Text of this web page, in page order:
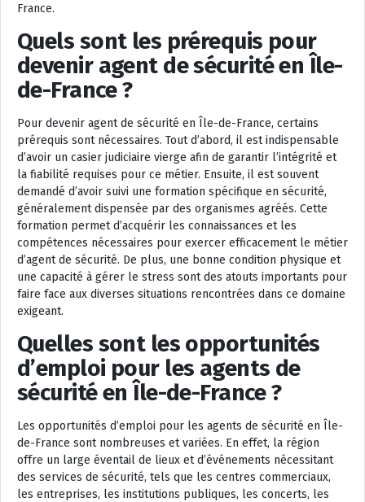
France.
Quels sont les prérequis pour
devenir agent de sécurité en Île-
de-France ?
Pour devenir agent de sécurité en Île-de-France, certains
prérequis sont nécessaires. Tout d’abord, il est indispensable
d’avoir un casier judiciaire vierge afin de garantir l’intégrité et
la fiabilité requises pour ce métier. Ensuite, il est souvent
demandé d’avoir suivi une formation spécifique en sécurité,
généralement dispensée par des organismes agréés. Cette
formation permet d’acquérir les connaissances et les
compétences nécessaires pour exercer efficacement le métier
d’agent de sécurité. De plus, une bonne condition physique et
une capacité à gérer le stress sont des atouts importants pour
faire face aux diverses situations rencontrées dans ce domaine
exigeant.
Quelles sont les opportunités
d’emploi pour les agents de
sécurité en Île-de-France ?
Les opportunités d’emploi pour les agents de sécurité en Île-
de-France sont nombreuses et variées. En effet, la région
offre un large éventail de lieux et d’événements nécessitant
des services de sécurité, tels que les centres commerciaux,
les entreprises, les institutions publiques, les concerts, les